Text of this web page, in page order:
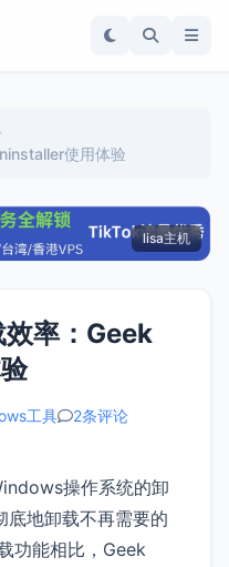
使用体验
lisa主机
率：Geek
工具 2条评论
操作系统的卸
底地卸载不再需要的
功能相比，Geek